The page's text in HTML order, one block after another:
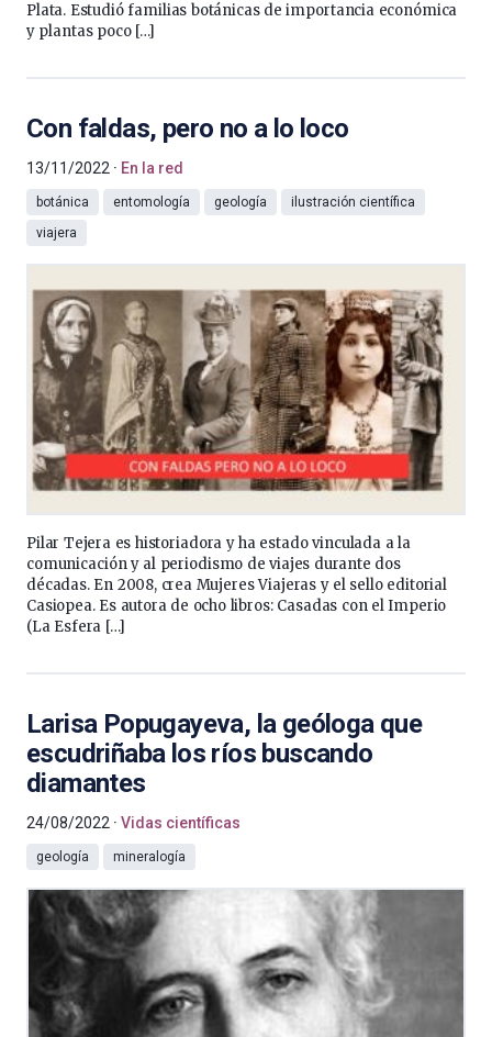
Plata. Estudió familias botánicas de importancia económica
y plantas poco […]
Con faldas, pero no a lo loco
13/11/2022 En la red
botánica entomología geología
ilustración científica
viajera
Pilar Tejera es historiadora y ha estado vinculada a la
comunicación y al periodismo de viajes durante dos
décadas. En 2008, crea Mujeres Viajeras y el sello editorial
Casiopea. Es autora de ocho libros: Casadas con el Imperio
(La Esfera […]
Larisa Popugayeva, la geóloga que
escudriñaba los ríos buscando
diamantes
24/08/2022 Vidas científicas
geología mineralogía